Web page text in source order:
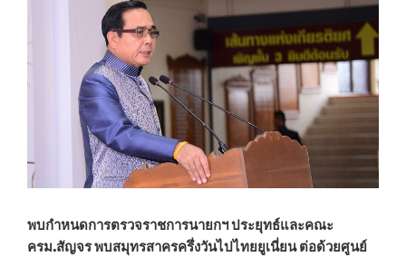
ปัก
ไม้ไผ่
ชะลอ
คลื่น”
พบกำหนดการตรวจราชการนายกฯ ประยุทธ์และคณะ
ครม.สัญจร พบสมุทรสาครครึ่งวันไปไทยยูเนี่ยน ต่อด้วยศูนย์